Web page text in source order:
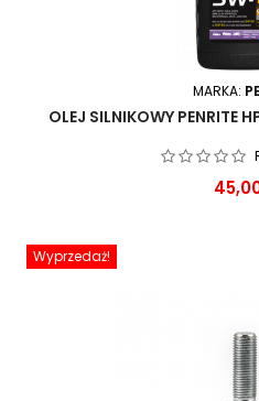
MARKA:
OLEJ SILNIKOWY PENRITE
Cena
Wyprzedaż!